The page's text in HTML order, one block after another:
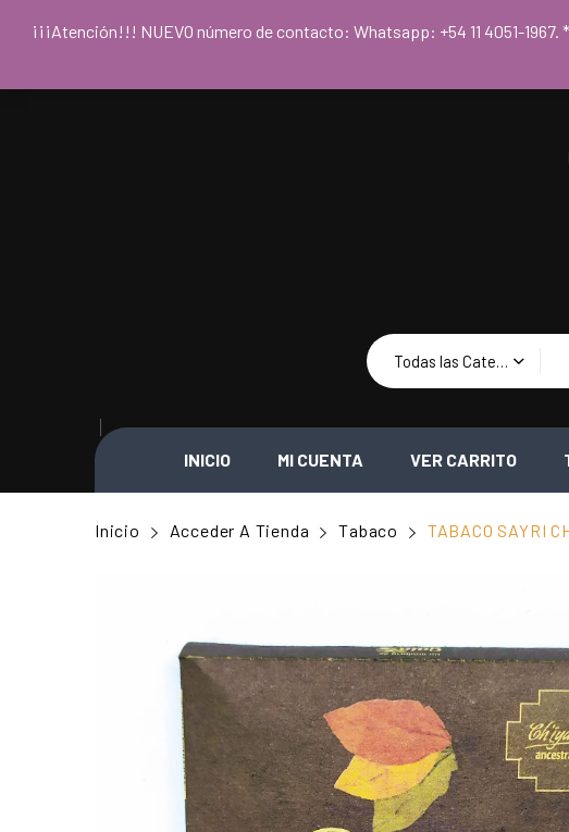
Todas las Categorias
INICIO MI CUENTA VER CARRITO
Inicio Acceder A Tienda Tabaco TABACO SAYRI
¡¡¡Atención!!! NUEVO número de contacto: Whatsapp: +54 11 4051-1967.